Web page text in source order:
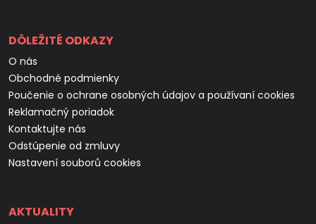
DÔLEŽITÉ ODKAZY
O nás
Obchodné podmienky
Poučenie o ochrane osobných údajov a používaní cookies
Reklamačný poriadok
Kontaktujte nás
Odstúpenie od zmluvy
Nastavení souborů cookies
AKTUALITY